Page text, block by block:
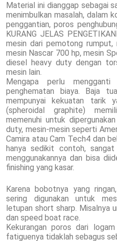
Material ini dianggap sebagai
menimbulkan masalah, dalam
penggantian, poros
KURANG JELAS
mesin dari pemotong
mesin Nascar 700 hp, mesin
diesel heavy duty dengan
mesin lain.
Mengapa perlu
penghematan biaya. Baja
mempunyai kekuatan tarik
(spheroidal graphite)
memenuhi untuk
duty, mesin-mesin seperti
Camira atau Cam Tech4 dan
hanya sedikit contoh,
menggunakannya dan bisa
finishing yang kasar.
Karena bobotnya yang
sering digunakan untuk
letupan short sharp. Misalnya
dan speed boat race.
Kekurangan poros dari
fatiguenya tidaklah sebagus